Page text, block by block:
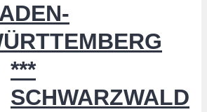
***
SCHWARZWALD